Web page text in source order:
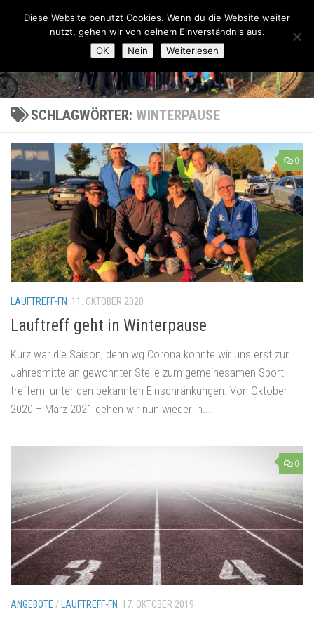
Zum Inhalt springen
Lauftreff-FN
SCHLAGWÖRTER: WINTERPAUSE
0
LAUFTREFF-FN 11. OKTOBER 2020
Lauftreff geht in Winterpause
Kurz war die Saison, denn wg Corona konnte wir uns erst zur
Jahresmitte an gewohnter Stelle zum gemeinesamen Sport
treffem, unter den bekannten Einschränkungen. Von Oktober
2020 – März 2021 gehen wir nun wieder in...
0
ANGEBOTE /LAUFTREFF-FN 17. OKTOBER 2019
Diese Website benutzt Cookies. Wenn du die Website weiter
nutzt, gehen wir von deinem Einverständnis aus.
OK
Nein Weiterlesen